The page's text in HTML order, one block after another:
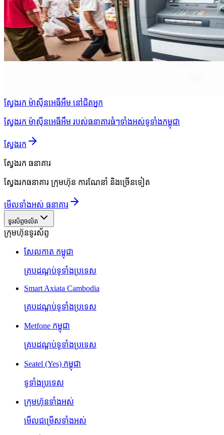
ស្វែងរក ម៉ាស៊ីនអេធីអឹម នៅជិតអ្នក
ស្វែងរក ម៉ាស៊ីនអេធីអឹម របស់ធនាគារធំៗទាំងអស់ទូទាំងកម្ពុជា
ស្វែងរក
ស្វែងរក ធនាគារ
ស្វែងរកធនាគារ ក្រុមហ៊ុន ការណែនាំ និងច្រើនទៀត
មើលទាំងអស់ ធនាគារ
ទូរស័ព្ទចល័ត
ក្រុមហ៊ុនទូរស័ព្ទ
សែលកាត កម្ពុជា
គ្របដណ្តប់ទូទាំងប្រទេស
Smart Axiata Cambodia
គ្របដណ្តប់ទូទាំងប្រទេស
Metfone កម្ពុជា
គ្របដណ្តប់ទូទាំងប្រទេស
Seatel (Yes) កម្ពុជា
ទូទាំងប្រទេស
ក្រុមហ៊ុនទាំងអស់
មើលជម្រើសទាំងអស់